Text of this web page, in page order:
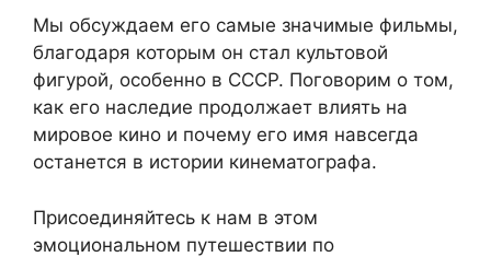
Мы обсуждаем его самые значимые фильмы,
благодаря которым он стал культовой
фигурой, особенно в СССР. Поговорим о том,
как его наследие продолжает влиять на
мировое кино и почему его имя навсегда
останется в истории кинематографа.
Присоединяйтесь к нам в этом
эмоциональном путешествии по